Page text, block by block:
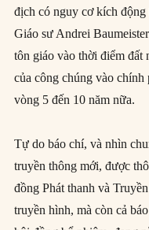
địch có nguy cơ kích
Giáo sư Andrei
tôn giáo vào thời điểm đất
của công chúng vào
vòng 5 đến 10 năm nữa.
Tự do báo chí, và nhìn
truyền thông mới, được
đồng Phát thanh và
truyền hình, mà còn cả